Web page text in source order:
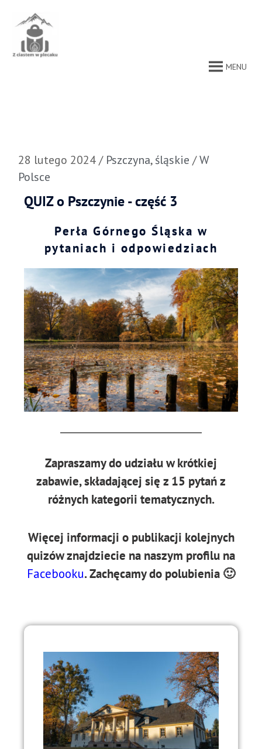
treści
MENU
28 lutego 2024/ Pszczyna,śląskie /W
Polsce
QUIZ o Pszczynie - część 3
Perła Górnego Śląska w
pytaniach i odpowiedziach
Zapraszamy do udziału w krótkiej
zabawie, składającej się z 15 pytań z
różnych kategorii tematycznych.
Więcej informacji o publikacji kolejnych
quizów znajdziecie na naszym profilu na
Facebooku. Zachęcamy do polubienia 🙂